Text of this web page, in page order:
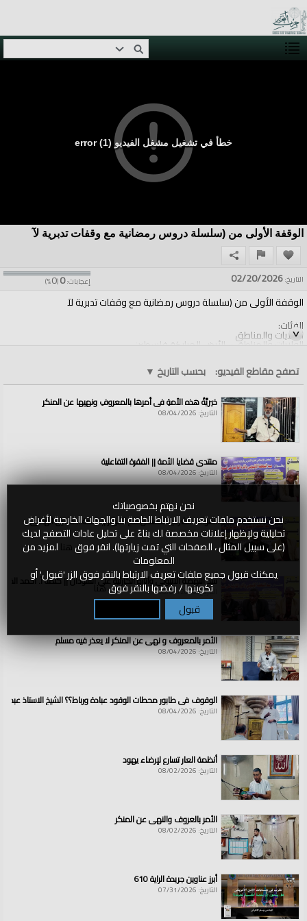
نحن نهتم بخصوصياتك
نحن نستخدم ملفات تعريف الارتباط الخاصة بنا والجهات الخارجية لأغراض
تحليلية ولإظهار إعلانات مخصصة لك بناءً على تحليل عادات التصفح لديك
(على سبيل المثال ، الصفحات التي تمت زيارتها). انقر فوق لمزيد من
المعلومات
يمكنك قبول جميع ملفات تعريف الارتباط بالنقر فوق الزر 'قبول' أو
تكوينها / رفضها بالنقر فوق
قبول
خطأ في تشغيل مشغل الفيديو (1) error
الوقفة الأولى من (سلسلة دروس رمضانية مع وقفات تدبرية لآ
إعجابات:0
(
0
%) التاريخ:02/20/2026
الوقفة الأولى من (سلسلة دروس رمضانية مع وقفات تدبرية لآ
الفئات:
الولايات والمناطق
الولايات والمناطق»الأرض المباركة فلسطين
قنوات:
الولايات والمناطق
تصفح مقاطع الفيديو: بحسب التاريخ ▼
خيريَّةُ هذه الأمةِ في أمرِها بالمعروفِ ونهيِها عن المنكرِ
التاريخ: 08/04/2026
منتدى قضايا الأمة || الفقرة التفاعلية
التاريخ: 08/04/2026
القواعد الشرعية للتعامل مع الأنهار || كلمة أ. حسين الهادي
التاريخ: 08/04/2026
سد النهضة الاثيوبي وآثاره الكارثية على السودان || كلمة أ. أحمد
التاريخ: 08/04/2026
الأمر بالمعروف و نهي عن المنكر لا يعذر فيه مسلم
التاريخ: 08/04/2026
الوقوف في طابور محطات الوقود عبادة ورباط؟؟ الشيخ الاستاذ عبد
التاريخ: 08/04/2026
أنظمة العار تسارع لإرضاء يهود
التاريخ: 08/02/2026
الأمر بالعروف والنهي عن المنكر
التاريخ: 08/02/2026
أبرز عناوين جريدة الراية 610
التاريخ: 07/31/2026